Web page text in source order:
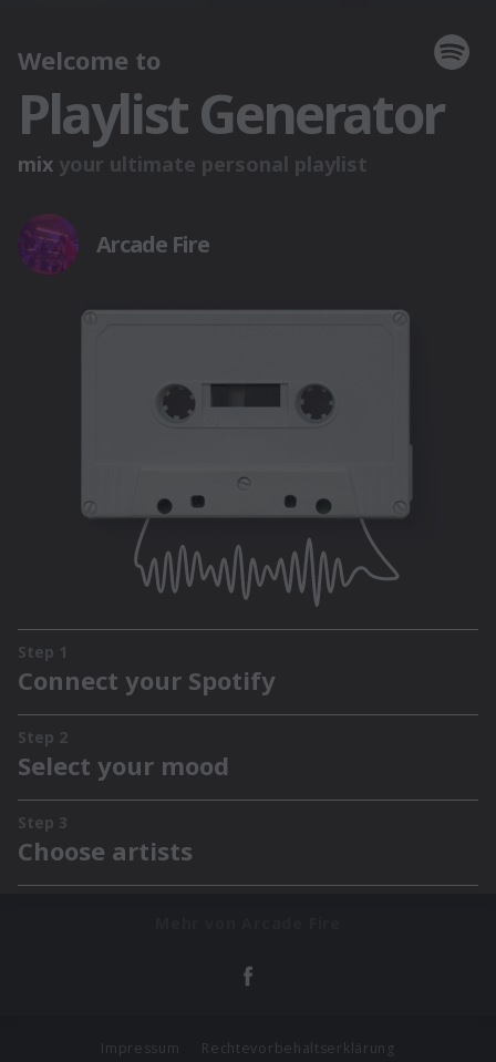
Impressum Rechtevorbehaltserklärung